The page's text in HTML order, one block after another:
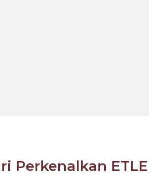
Perkenalkan ETLE